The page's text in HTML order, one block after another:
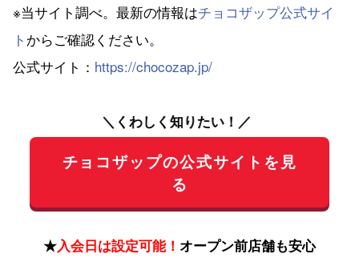
※当サイト調べ。最新の情報はチョコザップ公式サイ
ト からご確認ください。
公式サイト： https://chocozap.jp/
＼くわしく知りたい！／
チョコザップの公式サイトを見
る
★入会日は設定可能！ オープン前店舗も安心